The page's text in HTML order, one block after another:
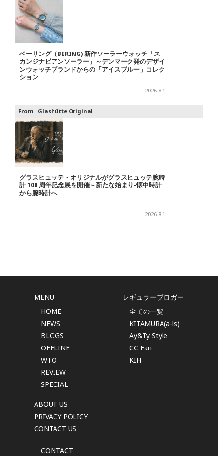
ベーリング（BERING) 新作ソーラーウォッチ「ス
カンジナビアンソーラー」～デンマーク発のデザイ
ンウォッチブランドからの「アイスブルー」コレク
ション
2026.8.1
From : Glashütte Original
グラスヒュッテ・オリジナルがグラスヒュッテ腕時
計 100 周年記念展を開催～新たな始まり-懐中時計
から腕時計へ
2026.8.1
MENU
HOME
NEWS
BLOGS
OFFLINE
WTO
REVIEW
SPECIAL
ABOUT US
PRIVACY POLICY
CONTACT US
レギュラーブロガー
全ての一覧
KITAMURA(a-ls)
Ay&Ty Style
CC Fan
KIH
CONTACT